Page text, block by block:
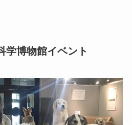
学博物館イベント